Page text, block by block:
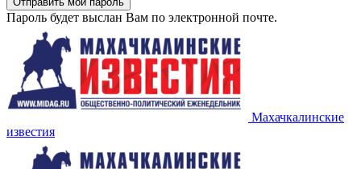
Пароль будет выслан Вам по электронной почте.
Махачкалинские
известия